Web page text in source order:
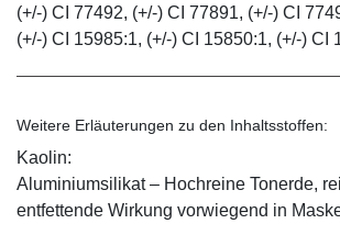
(+/-) CI 77492, (+/-) CI 77891, (+/-) CI
(+/-) CI 15985:1, (+/-) CI 15850:1, (+/-) CI
Weitere Erläuterungen zu den Inhaltsstoffen:
Kaolin:
Aluminiumsilikat – Hochreine Tonerde,
entfettende Wirkung vorwiegend in